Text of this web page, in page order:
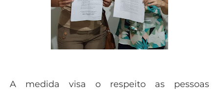
A medida visa o respeito as pessoas